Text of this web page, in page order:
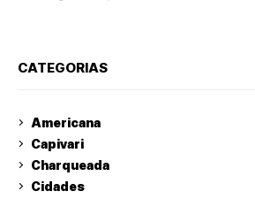
CATEGORIAS
Americana
Capivari
Charqueada
Cidades